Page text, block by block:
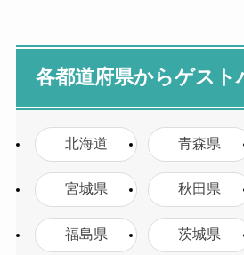
各都道府県からゲスト
北海道 青森県
宮城県 秋田県
福島県 茨城県